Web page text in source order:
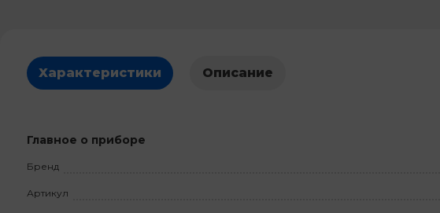
Характеристики Описание
Главное о приборе
Бренд
Артикул